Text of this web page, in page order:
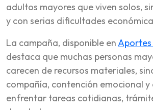
adultos mayores que viven solos,
y con serias dificultades
La campaña, disponible en
destaca que muchas personas
carecen de recursos materiales,
compañía, contención emocional
enfrentar tareas cotidianas,